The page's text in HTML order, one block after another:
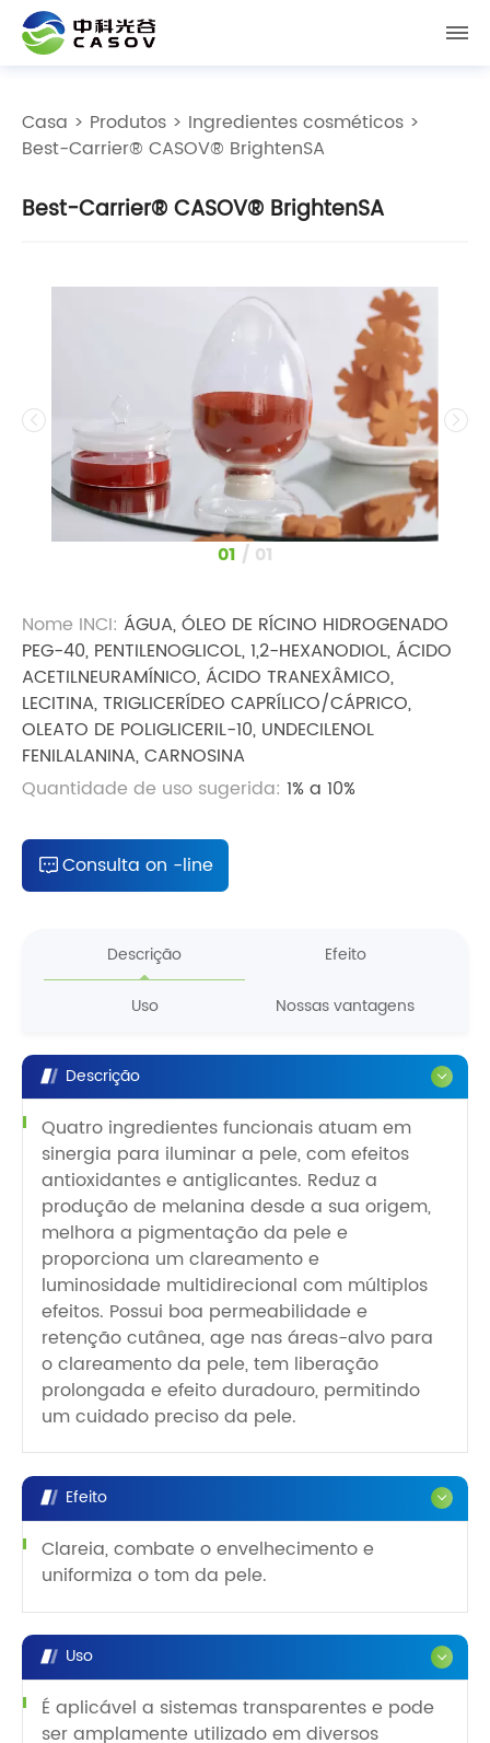
Casa > Produtos > Ingredientes cosméticos >
Best-Carrier® CASOV® BrightenSA
Best-Carrier® CASOV® BrightenSA
1 / 1
Nome INCI: ÁGUA, ÓLEO DE RÍCINO HIDROGENADO
PEG-40, PENTILENOGLICOL, 1,2-HEXANODIOL, ÁCIDO
ACETILNEURAMÍNICO, ÁCIDO TRANEXÂMICO,
LECITINA, TRIGLICERÍDEO CAPRÍLICO/CÁPRICO,
OLEATO DE POLIGLICERIL-10, UNDECILENOL
FENILALANINA, CARNOSINA
Quantidade de uso sugerida: 1% a 10%
Consulta on -line
Descrição Efeito
Uso Nossas vantagens
Descrição
Quatro ingredientes funcionais atuam em
sinergia para iluminar a pele, com efeitos
antioxidantes e antiglicantes. Reduz a
produção de melanina desde a sua origem,
melhora a pigmentação da pele e
proporciona um clareamento e
luminosidade multidirecional com múltiplos
efeitos. Possui boa permeabilidade e
retenção cutânea, age nas áreas-alvo para
o clareamento da pele, tem liberação
prolongada e efeito duradouro, permitindo
um cuidado preciso da pele.
Efeito
Clareia, combate o envelhecimento e
uniformiza o tom da pele.
Uso
É aplicável a sistemas transparentes e pode
ser amplamente utilizado em diversos